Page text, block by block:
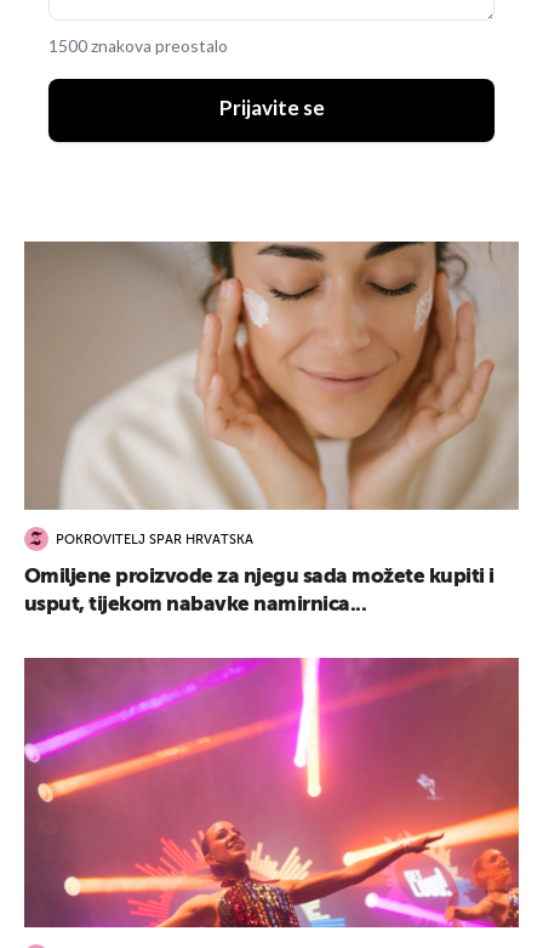
1500 znakova preostalo
Prijavite se
POKROVITELJ SPAR HRVATSKA
Omiljene proizvode za njegu sada možete kupiti i
usput, tijekom nabavke namirnica...